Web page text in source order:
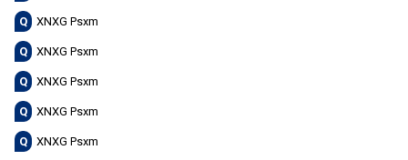
Q XNXG Psxm
Q XNXG Psxm
Q XNXG Psxm
Q XNXG Psxm
Q XNXG Psxm